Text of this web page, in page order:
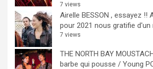
7 views
Airelle BESSON , essayez !!
pour 2021 nous gratifie d'un
7 views
THE NORTH BAY
barbe qui pousse / Young